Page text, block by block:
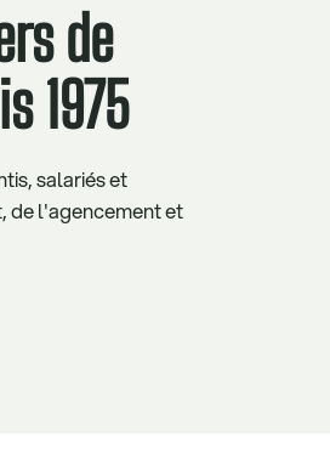
de
1975
salariés et
de l'agencement et